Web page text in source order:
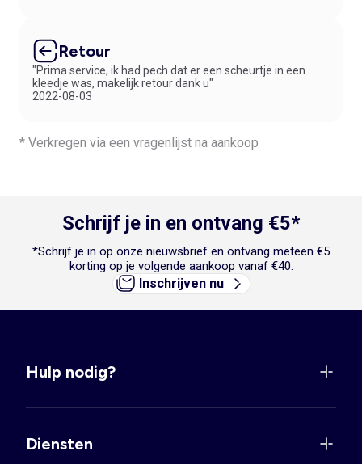
Retour
"Prima service, ik had pech dat er een scheurtje in een
kleedje was, makelijk retour dank u"
2022-08-03
* Verkregen via een vragenlijst na aankoop
Schrijf je in en ontvang €5*
*Schrijf je in op onze nieuwsbrief en ontvang meteen €5
korting op je volgende aankoop vanaf €40.
Inschrijven nu
Hulp nodig?
Diensten